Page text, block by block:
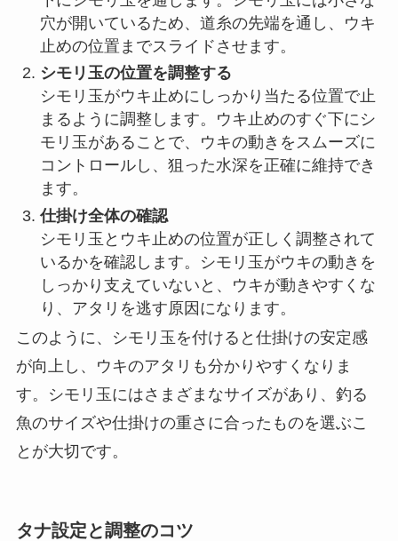
滑りにくくなるだけでなく、仕掛けの動きも安定
します。シモリ玉はウキ止めの直下に付けるのが
基本で、ウキがウキ止めにぶつかった際のクッシ
ョンの役割を果たします。
シモリ玉を付ける手順は次の通りです。
ウキ止めの下にシモリ玉を通す
ウキ止めが道糸に取り付けられたら、そのすぐ
下にシモリ玉を通します。シモリ玉には小さな
穴が開いているため、道糸の先端を通し、ウキ
止めの位置までスライドさせます。
シモリ玉の位置を調整する
シモリ玉がウキ止めにしっかり当たる位置で止
まるように調整します。ウキ止めのすぐ下にシ
モリ玉があることで、ウキの動きをスムーズに
コントロールし、狙った水深を正確に維持でき
仕掛け全体の確認
シモリ玉とウキ止めの位置が正しく調整されて
り、アタリを逃す原因になります。